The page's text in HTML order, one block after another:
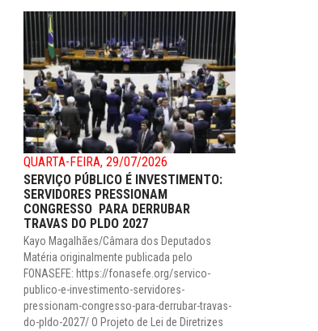
QUARTA-FEIRA, 29/07/2026
SERVIÇO PÚBLICO É INVESTIMENTO:
SERVIDORES PRESSIONAM
CONGRESSO PARA DERRUBAR
TRAVAS DO PLDO 2027
Kayo Magalhães/Câmara dos Deputados
Matéria originalmente publicada pelo
FONASEFE: https://fonasefe.org/servico-
publico-e-investimento-servidores-
pressionam-congresso-para-derrubar-travas-
do-pldo-2027/ O Projeto de Lei de Diretrizes